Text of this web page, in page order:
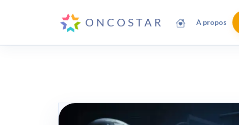
À propos